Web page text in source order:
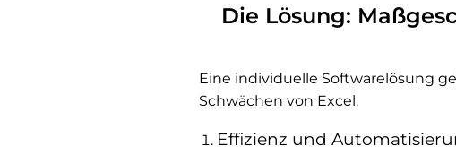
Die Lösung:
Eine individuelle Softwarelösung
Schwächen von Excel:
Effizienz und